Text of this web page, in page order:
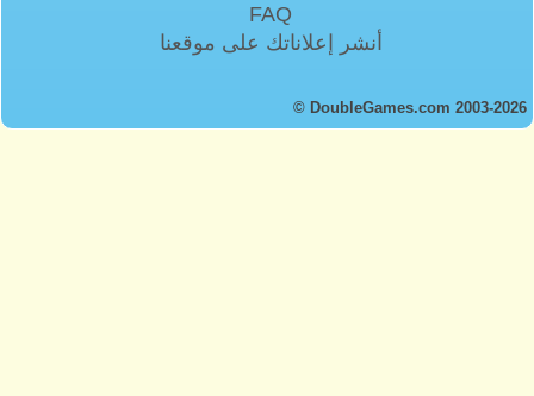
FAQ
أنشر إعلاناتك على موقعنا
© DoubleGames.com 2003-2026